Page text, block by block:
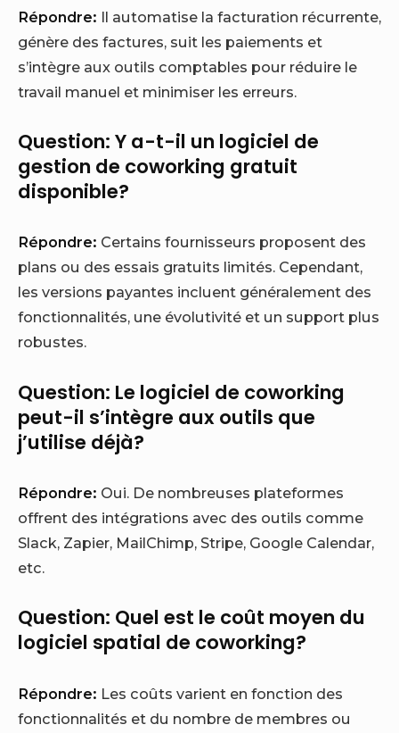
Répondre: Il automatise la facturation récurrente,
génère des factures, suit les paiements et
s’intègre aux outils comptables pour réduire le
travail manuel et minimiser les erreurs.
Question: Y a-t-il un logiciel de
gestion de coworking gratuit
disponible?
Répondre: Certains fournisseurs proposent des
plans ou des essais gratuits limités. Cependant,
les versions payantes incluent généralement des
fonctionnalités, une évolutivité et un support plus
robustes.
Question: Le logiciel de coworking
peut-il s’intègre aux outils que
j’utilise déjà?
Répondre: Oui. De nombreuses plateformes
offrent des intégrations avec des outils comme
Slack, Zapier, MailChimp, Stripe, Google Calendar,
etc.
Question: Quel est le coût moyen du
logiciel spatial de coworking?
Répondre: Les coûts varient en fonction des
fonctionnalités et du nombre de membres ou